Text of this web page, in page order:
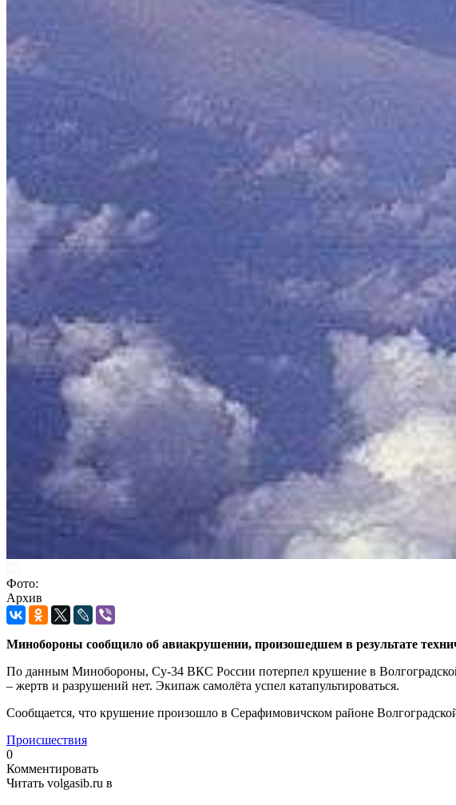
Фото:
Архив
Минобороны сообщило об авиакрушении, произошедшем в результате
По данным Минобороны, Су-34 ВКС России потерпел крушение в Волгоградской
– жертв и разрушений нет. Экипаж самолёта успел катапультироваться.
Сообщается, что крушение произошло в Серафимовичском районе
Происшествия
0
Комментировать
Читать volgasib.ru в